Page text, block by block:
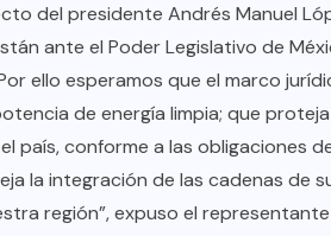
del presidente Andrés Manuel
ante el Poder Legislativo de
ello esperamos que el marco
de energía limpia; que
país, conforme a las obligaciones
la integración de las cadenas de
región”, expuso el representante